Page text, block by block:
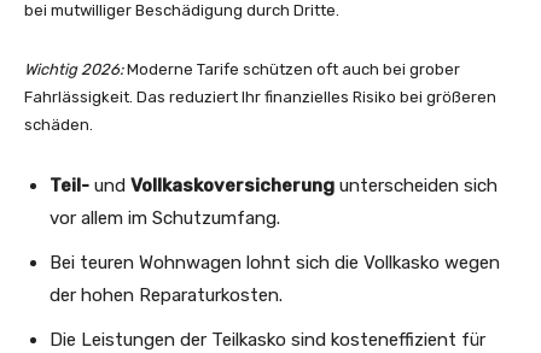
bei mutwilliger Beschädigung durch Dritte.
Wichtig 2026:Moderne Tarife schützen oft auch bei grober
Fahrlässigkeit. Das reduziert Ihr finanzielles Risiko bei größeren
schäden.
Teil- und Vollkaskoversicherung unterscheiden sich
vor allem im Schutzumfang.
Bei teuren Wohnwagen lohnt sich die Vollkasko wegen
der hohen Reparaturkosten.
Die Leistungen der Teilkasko sind kosteneffizient für